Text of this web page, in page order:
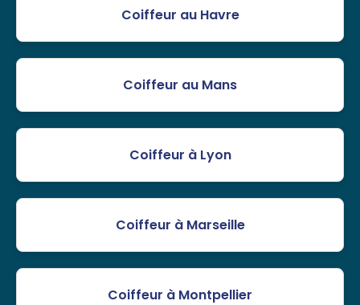
Coiffeur au Havre
Coiffeur au Mans
Coiffeur à Lyon
Coiffeur à Marseille
Coiffeur à Montpellier